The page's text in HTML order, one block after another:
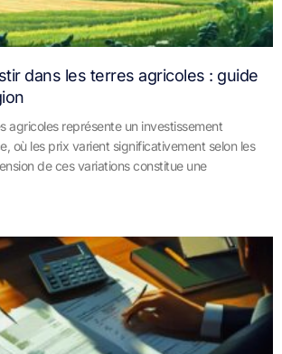
dans les terres agricoles : guide
agricoles représente un investissement
où les prix varient significativement selon les
de ces variations constitue une